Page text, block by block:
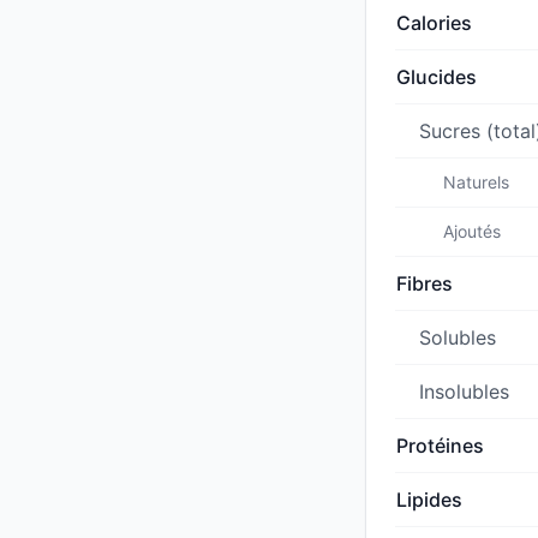
Calories
Glucides
Sucres
Naturels
Ajoutés
Fibres
Solubles
Insolubles
Protéines
Lipides